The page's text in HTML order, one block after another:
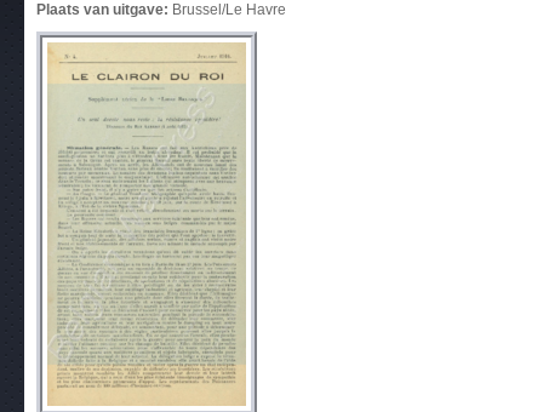
Plaats van uitgave: Brussel/Le Havre